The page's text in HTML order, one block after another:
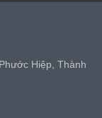
Hiệp, Thành